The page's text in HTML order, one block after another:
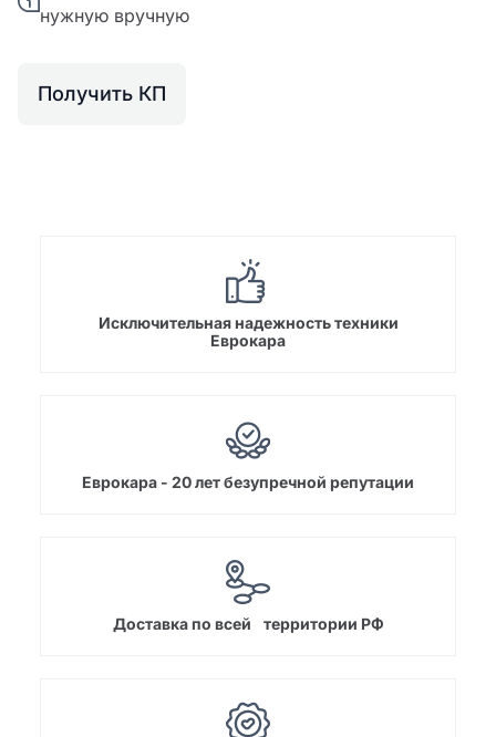
нужную вручную
Получить КП
Исключительная надежность техники
Еврокара
Еврокара - 20 лет безупречной репутации
Доставка по всей территории РФ